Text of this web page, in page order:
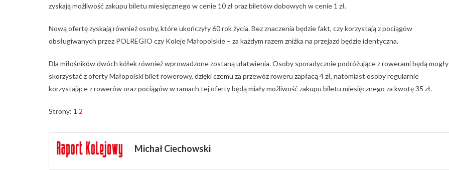
zyskają możliwość zakupu biletu miesięcznego w cenie 10 zł oraz biletów dobowych w cenie 1 zł.
Nową ofertę zyskają również osoby, które ukończyły 60 rok życia. Bez znaczenia będzie fakt, czy korzystają z pociągów
obsługiwanych przez POLREGIO czy Koleje Małopolskie – za każdym razem zniżka na przejazd będzie identyczna.
Dla miłośników dwóch kółek również wprowadzone zostaną ułatwienia. Osoby sporadycznie podróżujące z rowerami będą mogły
skorzystać z oferty Małopolski bilet rowerowy, dzięki czemu za przewóz roweru zapłacą 4 zł, natomiast osoby regularnie
korzystające z rowerów oraz pociągów w ramach tej oferty będą miały możliwość zakupu biletu miesięcznego za kwotę 35 zł.
Strony: 1 2
Michał Ciechowski